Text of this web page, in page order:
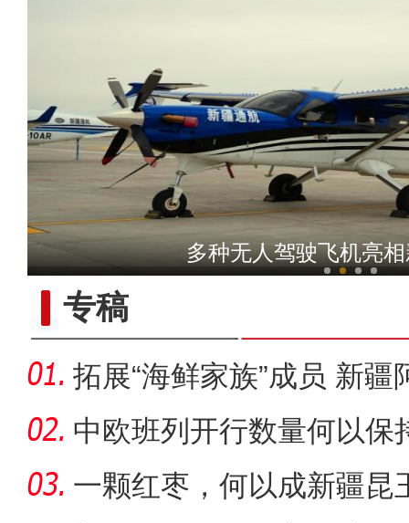
“阿克苏是个好地方·四季
多种无人驾驶飞机亮
专稿
拓展“海鲜家族”成员 新
为“金
中欧班列开行数量何以保
一颗红枣，何以成新疆昆